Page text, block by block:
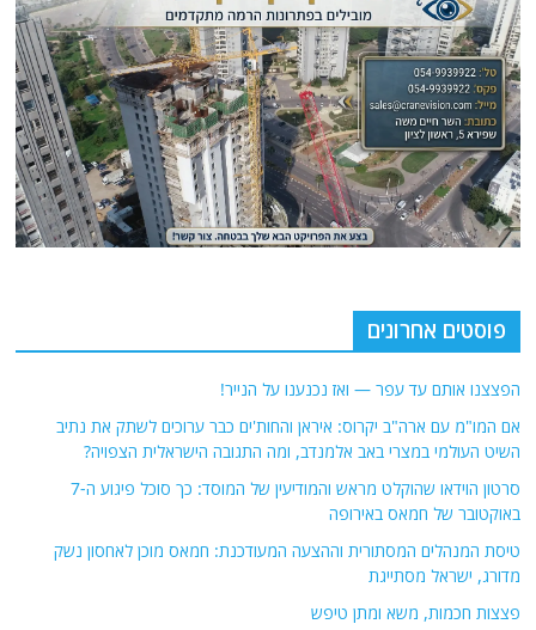
פוסטים אחרונים
הפצצנו אותם עד עפר — ואז נכנענו על הנייר!
השיט העולמי במצרי באב אלמנדב, ומה התגובה הישראלית הצפויה?